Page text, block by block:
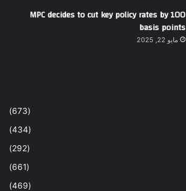
MPC decides to cut key policy rates by 100
basis points
مايو 22, 2025
(673)
(434)
(292)
(661)
(469)